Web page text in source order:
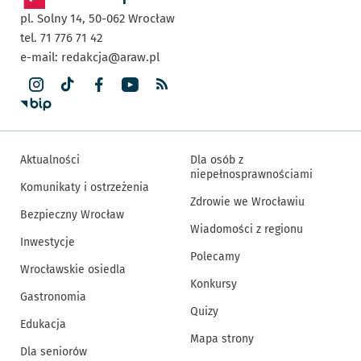
pl. Solny 14, 50-062 Wrocław
tel. 71 776 71 42
e-mail: redakcja@araw.pl
Aktualności
Komunikaty i ostrzeżenia
Bezpieczny Wrocław
Inwestycje
Wrocławskie osiedla
Gastronomia
Edukacja
Dla seniorów
Dla osób z
niepełnosprawnościami
Zdrowie we Wrocławiu
Wiadomości z regionu
Polecamy
Konkursy
Quizy
Mapa strony